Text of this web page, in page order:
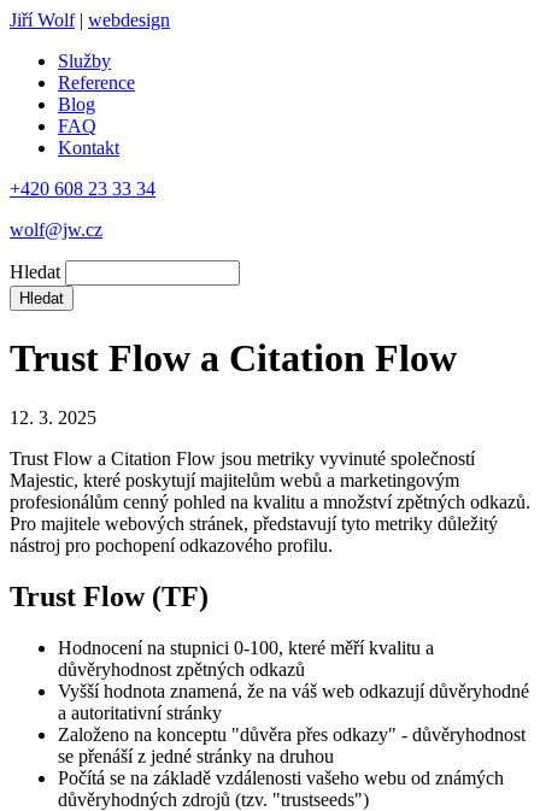
Jiří Wolf | webdesign
Služby
Reference
Blog
FAQ
Kontakt
+420 608 23 33 34
wolf@jw.cz
Hledat
Trust Flow a Citation Flow
12. 3. 2025
Trust Flow a Citation Flow jsou metriky vyvinuté společností
Majestic, které poskytují majitelům webů a marketingovým
profesionálům cenný pohled na kvalitu a množství zpětných odkazů.
Pro majitele webových stránek, představují tyto metriky důležitý
nástroj pro pochopení odkazového profilu.
Trust Flow (TF)
Hodnocení na stupnici 0-100, které měří kvalitu a
důvěryhodnost zpětných odkazů
Vyšší hodnota znamená, že na váš web odkazují důvěryhodné
a autoritativní stránky
Založeno na konceptu "důvěra přes odkazy" - důvěryhodnost
se přenáší z jedné stránky na druhou
Počítá se na základě vzdálenosti vašeho webu od známých
důvěryhodných zdrojů (tzv. "trustseeds")